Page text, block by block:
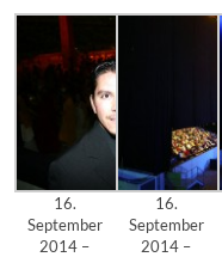
16.
September
2014 –
16.
September
2014 –